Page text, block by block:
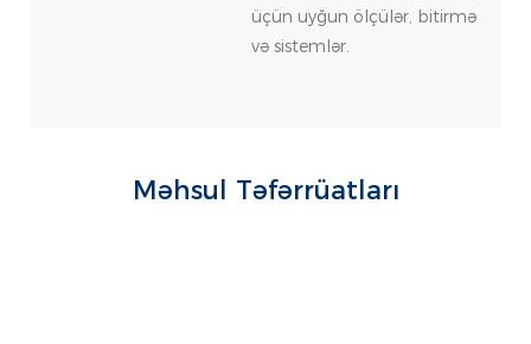
üçün uyğun ölçülər, bitirmə
və sistemlər.
Məhsul Təfərrüatları